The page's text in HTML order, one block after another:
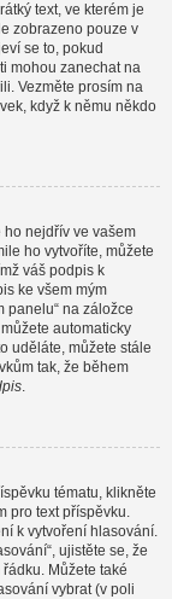
text, ve kterém je
zobrazeno pouze v
se to, pokud
mohou zanechat na
Vezměte prosím na
když k němu někdo
ho nejdřív ve vašem
ho vytvoříte, můžete
váš podpis k
ke všem mým
panelu“ na záložce
automaticky
uděláte, můžete stále
tak, že během
.
tématu, klikněte
pro text příspěvku.
k vytvoření hlasování.
ujistěte se, že
Můžete také
vybrat (v poli